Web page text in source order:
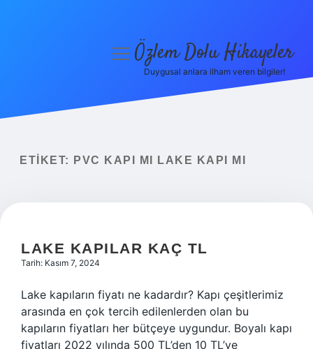
Yasal Uyarı
menüyüÖzlem Dolu Hikayeler
Duygusal anlara ilham veren bilgiler!
ETIKET: PVC KAPI MI LAKE KAPI MI
LAKE KAPILAR KAÇ TL
Tarih: Kasım 7, 2024
Lake kapıların fiyatı ne kadardır? Kapı çeşitlerimiz
arasında en çok tercih edilenlerden olan bu
kapıların fiyatları her bütçeye uygundur. Boyalı kapı
fiyatları 2022 yılında 500 TL’den 10 TL’ye